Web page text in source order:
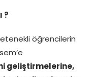
?
öğrencilerin
geliştirmelerine,